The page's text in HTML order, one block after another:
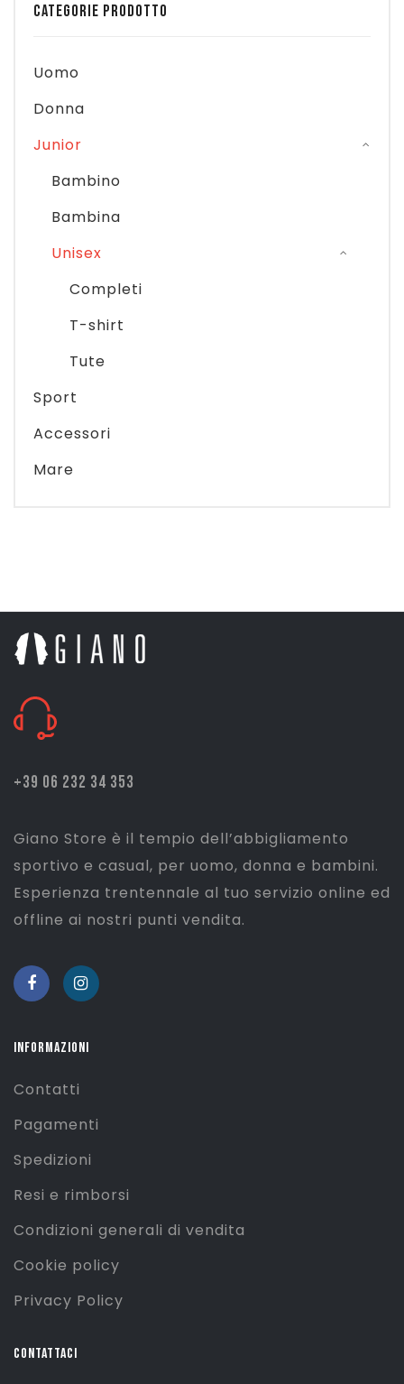
CATEGORIE PRODOTTO
Uomo
Donna
Junior
Bambino
Bambina
Unisex
Completi
T-shirt
Tute
Sport
Accessori
Mare
+39 06 232 34 353
Giano Store è il tempio dell’abbigliamento
sportivo e casual, per uomo, donna e bambini.
Esperienza trentennale al tuo servizio online ed
offline ai nostri punti vendita.
INFORMAZIONI
Contatti
Pagamenti
Spedizioni
Resi e rimborsi
Condizioni generali di vendita
Cookie policy
Privacy Policy
CONTATTACI